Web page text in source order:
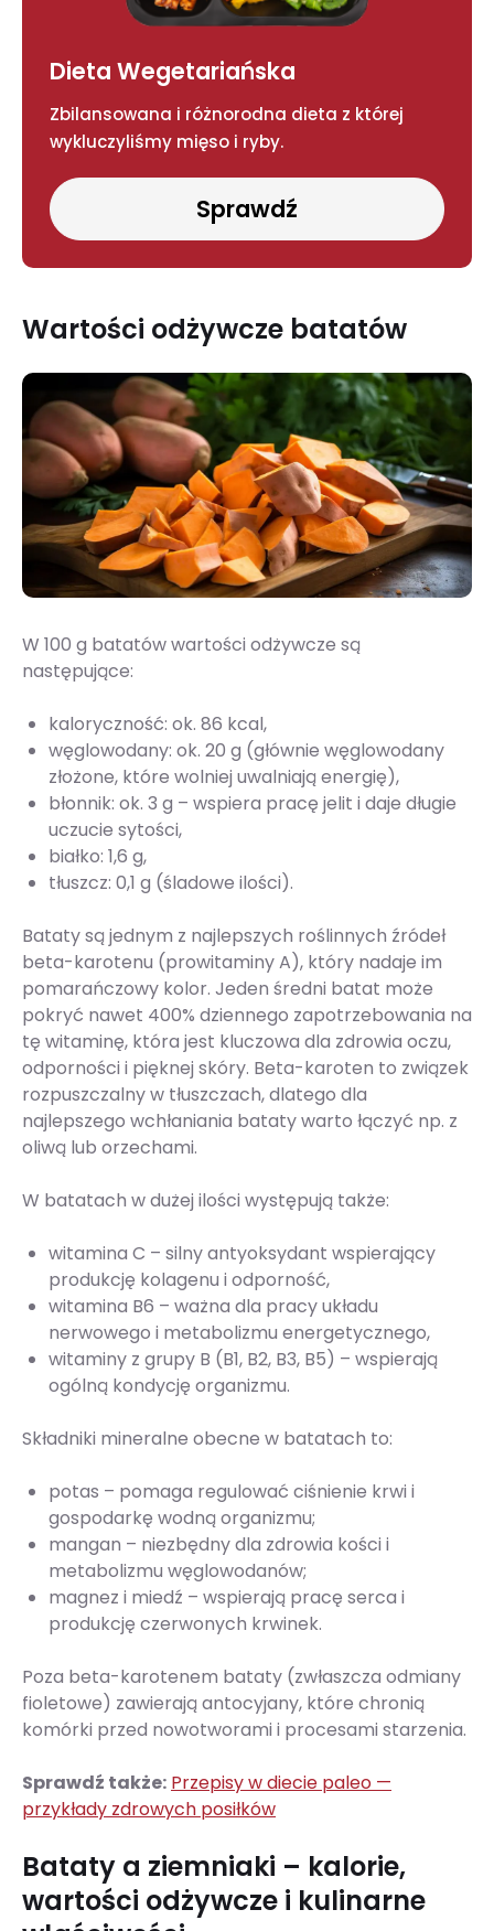
Dieta Wegetariańska
Zbilansowana i różnorodna dieta z której
wykluczyliśmy mięso i ryby.
Sprawdź
Wartości odżywcze batatów
W 100 g batatów wartości odżywcze są
następujące:
kaloryczność: ok. 86 kcal,
węglowodany: ok. 20 g (głównie węglowodany
złożone, które wolniej uwalniają energię),
błonnik: ok. 3 g – wspiera pracę jelit i daje długie
uczucie sytości,
białko: 1,6 g,
tłuszcz: 0,1 g (śladowe ilości).
Bataty są jednym z najlepszych roślinnych źródeł
beta-karotenu (prowitaminy A), który nadaje im
pomarańczowy kolor. Jeden średni batat może
pokryć nawet 400% dziennego zapotrzebowania na
tę witaminę, która jest kluczowa dla zdrowia oczu,
odporności i pięknej skóry. Beta-karoten to związek
rozpuszczalny w tłuszczach, dlatego dla
najlepszego wchłaniania bataty warto łączyć np. z
oliwą lub orzechami.
W batatach w dużej ilości występują także:
witamina C – silny antyoksydant wspierający
produkcję kolagenu i odporność,
witamina B6 – ważna dla pracy układu
nerwowego i metabolizmu energetycznego,
witaminy z grupy B (B1, B2, B3, B5) – wspierają
ogólną kondycję organizmu.
Składniki mineralne obecne w batatach to:
potas – pomaga regulować ciśnienie krwi i
gospodarkę wodną organizmu;
mangan – niezbędny dla zdrowia kości i
metabolizmu węglowodanów;
magnez i miedź – wspierają pracę serca i
produkcję czerwonych krwinek.
Poza beta-karotenem bataty (zwłaszcza odmiany
fioletowe) zawierają antocyjany, które chronią
komórki przed nowotworami i procesami starzenia.
Sprawdź także: Przepisy w diecie paleo —
przykłady zdrowych posiłków
Bataty a ziemniaki – kalorie,
wartości odżywcze i kulinarne